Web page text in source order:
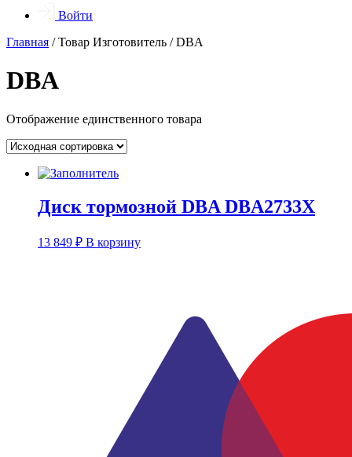
Войти
Главная / Товар Изготовитель / DBA
DBA
Отображение единственного товара
Диск тормозной DBA DBA2733X
13 849 ₽ В корзину